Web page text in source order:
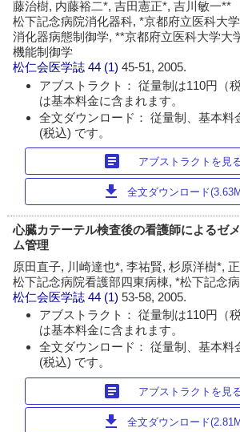
藤治樹, 内藤裕二*, 吉田憲正*, 吉川敏一**
松下記念病院消化器科, *京都府立医科大
消化器病態制御学, **京都府立医科大学大
機能制御学
松仁会医学誌 44 (1)45-51, 2005.
アブストラクト： 従量制は110円（
は基本料金に含まれます。
全文ダウンロード： 従量制、基本料
(税込) です。
article アブストラクトを見
download 全文ダウンロード
心臓カテーテル検査後の看護師によるゼ
ム管理
原田直子, 川崎達也*, 李祐賢, 杉原洋樹*,
松下記念病院看護部四東病棟, *松下記念
松仁会医学誌 44 (1)53-58, 2005.
アブストラクト： 従量制は110円（
は基本料金に含まれます。
全文ダウンロード： 従量制、基本料
(税込) です。
article アブストラクトを見
download 全文ダウンロード